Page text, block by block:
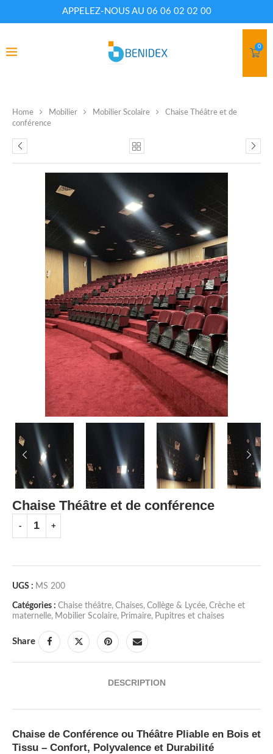
APPELEZ-NOUS AU 06 06 02 02 00
0
Home Mobilier Mobilier Scolaire
Chaise Théâtre et de
conférence
Chaise Théâtre et de conférence
UGS : MS 200
Catégories : Chaise théâtre, Chaises, Collège & Lycée, Crèche et
maternelle, Mobilier Scolaire, Primaire, Pupitres et chaises
Share
DESCRIPTION
Chaise de Conférence ou Théâtre Pliable en Bois et
Tissu – Confort, Polyvalence et Durabilité